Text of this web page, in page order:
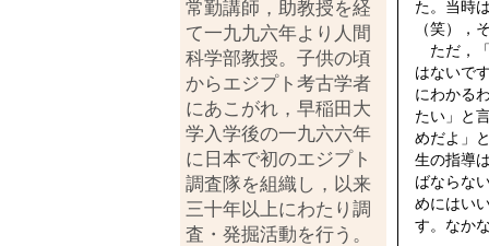
常勤講師，助教授を経
て一九九六年より人間
科学部教授。子供の頃
からエジプト考古学者
にあこがれ，早稲田大
学入学後の一九六六年
に日本で初のエジプト
調査隊を組織し，以来
三十年以上にわたり調
査・発掘活動を行う。
た。当時
（笑），
ただ，
はないで
にわかる
たい」と
めだよ」
生の指導
ばならな
めにはい
す。なか